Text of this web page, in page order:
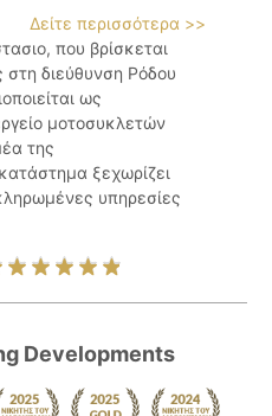
Δείτε περισσότερα >>
που βρίσκεται
στη διεύθυνση Ρόδου
ως
μοτοσυκλετών
της
ξεχωρίζει
υπηρεσίες
Developments